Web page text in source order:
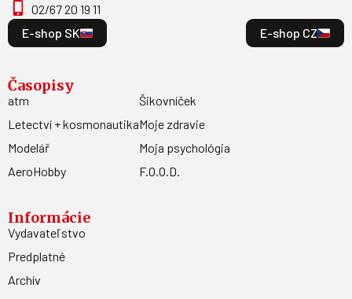
02/67 20 19 11
E-shop SK
E-shop CZ
Časopisy
atm
Letectví + kosmonautika
Modelář
AeroHobby
Šikovníček
Moje zdravie
Moja psychológia
F.O.O.D.
Informácie
Vydavateľstvo
Predplatné
Archív